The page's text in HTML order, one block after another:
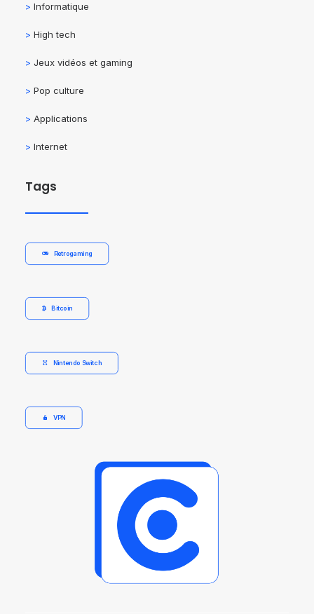
> Informatique
> High tech
> Jeux vidéos et gaming
> Pop culture
> Applications
> Internet
Tags
Retrogaming
Bitcoin
Nintendo Switch
VPN